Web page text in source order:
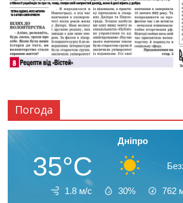
Погода
Дніпро
35°C
1.8 м/с 30% 762